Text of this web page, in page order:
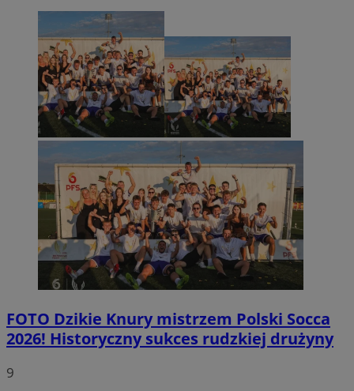
FOTO Dzikie Knury mistrzem Polski Socca
2026! Historyczny sukces rudzkiej drużyny
9